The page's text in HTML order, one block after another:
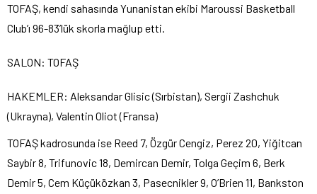
TOFAŞ, kendi sahasında Yunanistan ekibi Maroussi Basketball
Club’ı 96-83’lük skorla mağlup etti.
SALON: TOFAŞ
HAKEMLER: Aleksandar Glisic (Sırbistan), Sergii Zashchuk
(Ukrayna), Valentin Oliot (Fransa)
TOFAŞ kadrosunda ise Reed 7, Özgür Cengiz, Perez 20, Yiğitcan
Saybir 8, Trifunovic 18, Demircan Demir, Tolga Geçim 6, Berk
Demir 5, Cem Küçüközkan 3, Pasecnikler 9, O’Brien 11, Bankston